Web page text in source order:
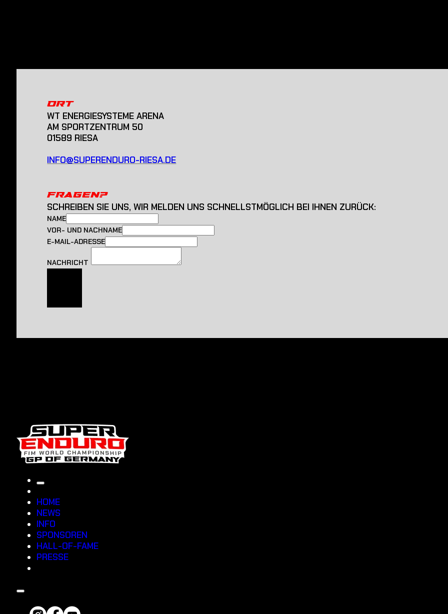
ORT
WT ENERGIESYSTEME ARENA
AM SPORTZENTRUM 50
01589 RIESA
INFO@SUPERENDURO-RIESA.DE
FRAGEN?
SCHREIBEN SIE UNS, WIR MELDEN UNS SCHNELLSTMÖGLICH BEI IHNEN ZURÜCK:
NAME
VOR- UND NACHNAME
E-MAIL-ADRESSE
NACHRICHT
HOME
NEWS
INFO
SPONSOREN
HALL-OF-FAME
PRESSE